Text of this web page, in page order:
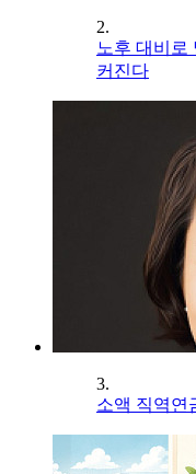
2.
노후 대비로
커진다
3.
소액 직역연